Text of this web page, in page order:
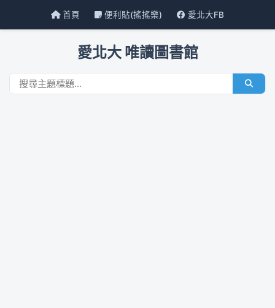
首頁 便利貼(搖搖樂) 愛北大FB
愛北大 唯讀圖書館